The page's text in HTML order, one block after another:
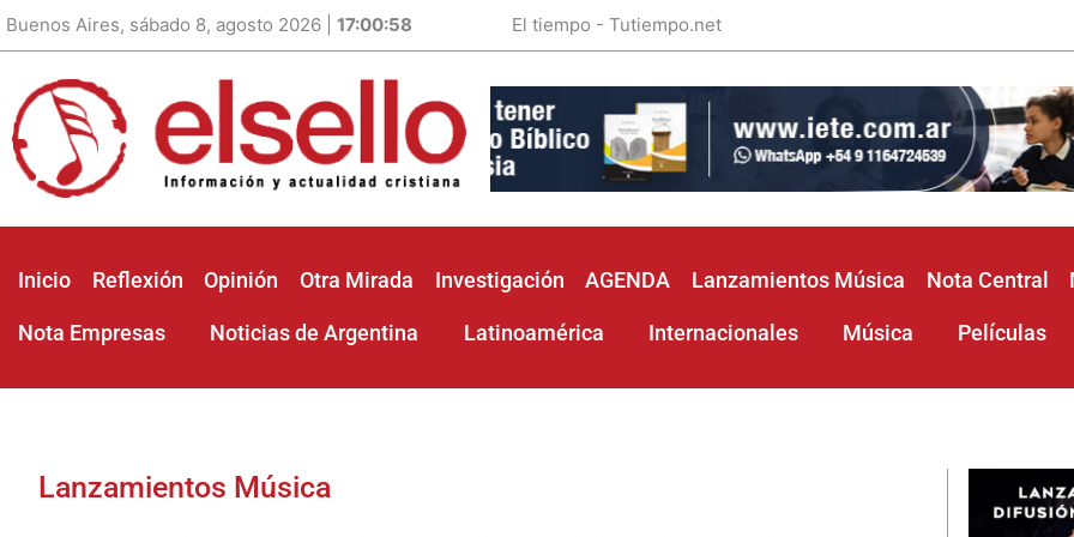
Buenos Aires, sábado 8, agosto 2026 | 17:01:00 El tiempo - Tutiempo.net
Inicio Reflexión Opinión Otra Mirada Investigación AGENDA Lanzamientos Música Nota Central
Nota Empresas Noticias de Argentina Latinoamérica Internacionales Música Películas
Lanzamientos Música